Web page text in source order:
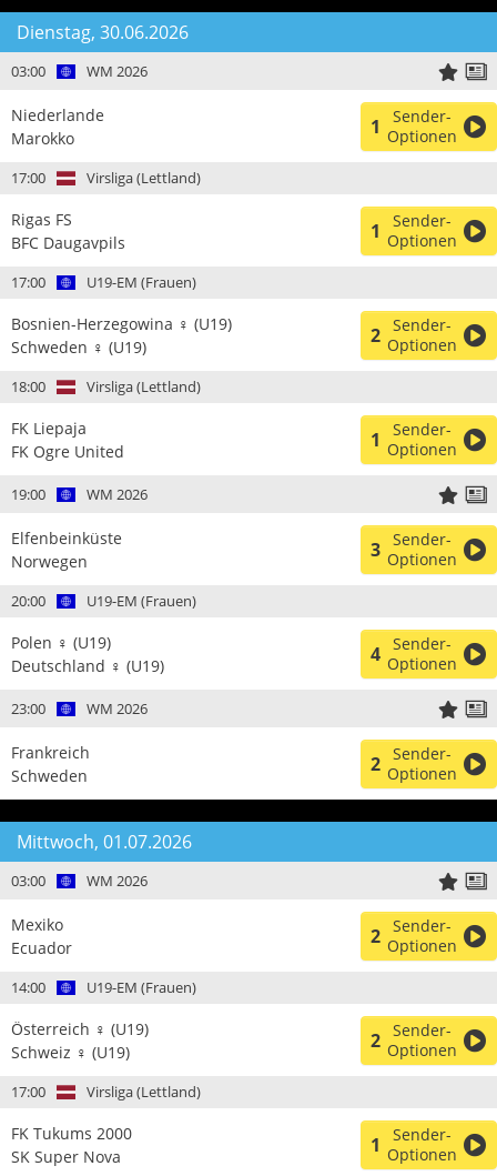
Dienstag, 30.06.2026
03:00 WM 2026
Niederlande
Marokko
1
Sender-
Optionen
17:00 Virsliga (Lettland)
Rigas FS
BFC Daugavpils
1
Sender-
Optionen
17:00 U19-EM (Frauen)
Bosnien-Herzegowina ♀ (U19)
Schweden ♀ (U19)
2 Sender-
Optionen
18:00 Virsliga (Lettland)
FK Liepaja
FK Ogre United
1
Sender-
Optionen
19:00 WM 2026
Elfenbeinküste
Norwegen
3 Sender-
Optionen
20:00 U19-EM (Frauen)
Polen ♀ (U19)
Deutschland ♀ (U19)
4 Sender-
Optionen
23:00 WM 2026
Frankreich
Schweden
2 Sender-
Optionen
Mittwoch, 01.07.2026
03:00 WM 2026
Mexiko
Ecuador
2 Sender-
Optionen
14:00 U19-EM (Frauen)
Österreich ♀ (U19)
Schweiz ♀ (U19)
2 Sender-
Optionen
17:00 Virsliga (Lettland)
FK Tukums 2000
SK Super Nova
1
Sender-
Optionen